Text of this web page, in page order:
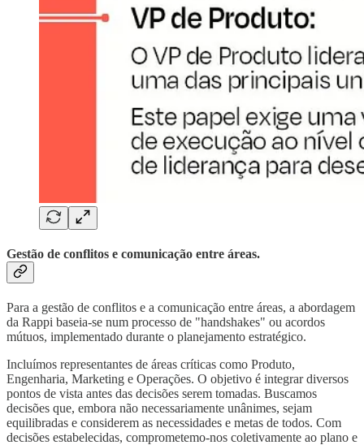
Gestão de conflitos e comunicação entre áreas.
Para a gestão de conflitos e a comunicação entre áreas, a abordagem
da Rappi baseia-se num processo de "handshakes" ou acordos
mútuos, implementado durante o planejamento estratégico.
Incluímos representantes de áreas críticas como Produto,
Engenharia, Marketing e Operações. O objetivo é integrar diversos
pontos de vista antes das decisões serem tomadas. Buscamos
decisões que, embora não necessariamente unânimes, sejam
equilibradas e considerem as necessidades e metas de todos. Com
decisões estabelecidas, comprometemo-nos coletivamente ao plano e